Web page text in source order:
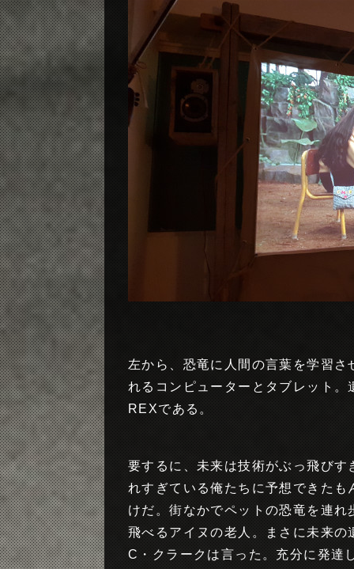
左から、恐竜に人間の言葉を学習
れるコンピューターとタブレット
REXである。
要するに、未来は技術がぶっ飛び
れすぎている俺たちに予想できた
けだ。街なかでペットの恐竜を連
飛べるアイヌの老人。まさに未来
C・クラークは言った。充分に発達